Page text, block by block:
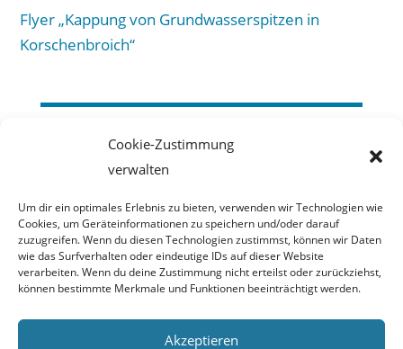
Cookie-Zustimmung
verwalten
Um dir ein optimales Erlebnis zu bieten, verwenden wir Technologien wie
Cookies, um Geräteinformationen zu speichern und/oder darauf
zuzugreifen. Wenn du diesen Technologien zustimmst, können wir Daten
wie das Surfverhalten oder eindeutige IDs auf dieser Website
verarbeiten. Wenn du deine Zustimmung nicht erteilst oder zurückziehst,
können bestimmte Merkmale und Funktionen beeinträchtigt werden.
Akzeptieren
Flyer „Kappung von Grundwasserspitzen in
Korschenbroich“
Erftverband
Am Erftverband 6
50126 Bergheim
02271 88-0
Impressum
Haftungsausschluss
Datenschutzerklärung
Barrierefreiheitserklärung